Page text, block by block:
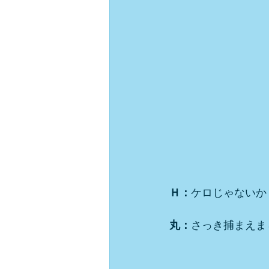
Ｈ： ケロじゃないか
丸： さっき捕まえ